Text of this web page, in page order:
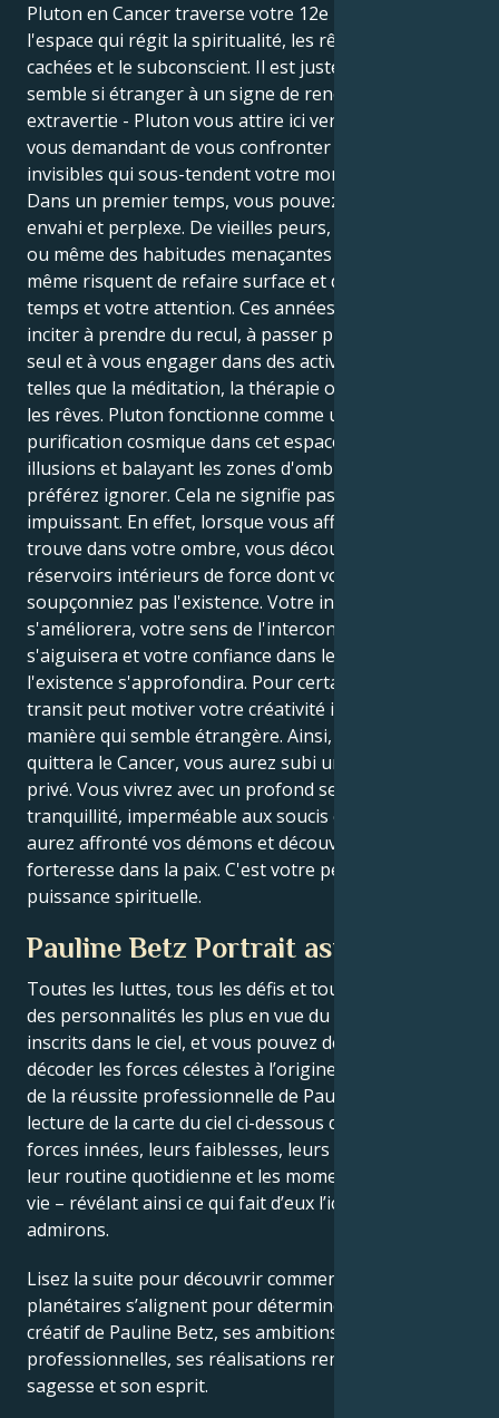
Pluton en Cancer traverse votre 12e maison, le Lion -
l'espace qui régit la spiritualité, les rêves, les peurs
cachées et le subconscient. Il est juste que ce transit
semble si étranger à un signe de renommée
extravertie - Pluton vous attire ici vers l'intérieur,
vous demandant de vous confronter aux forces
invisibles qui sous-tendent votre monde extérieur.
Dans un premier temps, vous pouvez vous sentir
envahi et perplexe. De vieilles peurs, de vieux secrets
ou même des habitudes menaçantes pour vous-
même risquent de refaire surface et d'exiger votre
temps et votre attention. Ces années peuvent vous
inciter à prendre du recul, à passer plus de temps
seul et à vous engager dans des activités spirituelles
telles que la méditation, la thérapie ou le travail sur
les rêves. Pluton fonctionne comme un agent de
purification cosmique dans cet espace, dissolvant les
illusions et balayant les zones d'ombre que vous
préférez ignorer. Cela ne signifie pas que vous êtes
impuissant. En effet, lorsque vous affrontez ce qui se
trouve dans votre ombre, vous découvrez des
réservoirs intérieurs de force dont vous ne
soupçonniez pas l'existence. Votre intuition
s'améliorera, votre sens de l'interconnexion
s'aiguisera et votre confiance dans les énigmes de
l'existence s'approfondira. Pour certains Lions, ce
transit peut motiver votre créativité intérieure d'une
manière qui semble étrangère. Ainsi, lorsque Pluton
quittera le Cancer, vous aurez subi un changement
privé. Vous vivrez avec un profond sentiment de
tranquillité, imperméable aux soucis extérieurs. Vous
aurez affronté vos démons et découvert une
forteresse dans la paix. C'est votre période de
puissance spirituelle.
Pauline Betz Portrait astrologique
Toutes les luttes, tous les défis et tous les triomphes
des personnalités les plus en vue du monde sont
inscrits dans le ciel, et vous pouvez désormais
décoder les forces célestes à l’origine du charme et
de la réussite professionnelle de Pauline Betz. La
lecture de la carte du ciel ci-dessous décrit leurs
forces innées, leurs faiblesses, leurs vulnérabilités,
leur routine quotidienne et les moments clés de leur
vie – révélant ainsi ce qui fait d’eux l’icône que nous
admirons.
Lisez la suite pour découvrir comment les forces
planétaires s’alignent pour déterminer le génie
créatif de Pauline Betz, ses ambitions
professionnelles, ses réalisations remarquables, sa
sagesse et son esprit.